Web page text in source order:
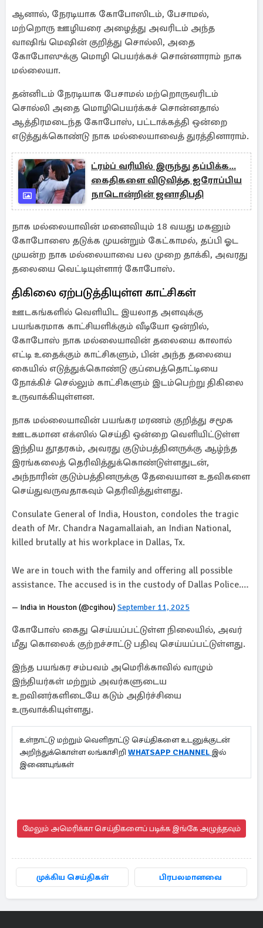
ஆனால், நேரடியாக கோபோஸிடம், பேசாமல்,
மற்றொரு ஊழியரை அழைத்து அவரிடம் அந்த
வாஷிங் மெஷின் குறித்து சொல்லி, அதை
கோபோஸுக்கு மொழி பெயர்க்கச் சொன்னாராம் நாக
மல்லையா.
தன்னிடம் நேரடியாக பேசாமல் மற்றொருவரிடம்
சொல்லி அதை மொழிபெயர்க்கச் சொன்னதால்
ஆத்திரமடைந்த கோபோஸ், பட்டாக்கத்தி ஒன்றை
எடுத்துக்கொண்டு நாக மல்லையாவைத் துரத்தினாராம்.
ட்ரம்ப் வரியில் இருந்து தப்பிக்க...
கைதிகளை விடுவித்த ஐரோப்பிய
நாடொன்றின் ஜனாதிபதி
நாக மல்லையாவின் மனைவியும் 18 வயது மகனும்
கோபோஸை தடுக்க முயன்றும் கேட்காமல், தப்பி ஓட
முயன்ற நாக மல்லையாவை பல முறை தாக்கி, அவரது
தலையை வெட்டியுள்ளார் கோபோஸ்.
திகிலை ஏற்படுத்தியுள்ள காட்சிகள்
ஊடகங்களில் வெளியிட இயலாத அளவுக்கு
பயங்கரமாக காட்சியளிக்கும் வீடியோ ஒன்றில்,
கோபோஸ் நாக மல்லையாவின் தலையை காலால்
எட்டி உதைக்கும் காட்சிகளும், பின் அந்த தலையை
கையில் எடுத்துக்கொண்டு குப்பைத்தொட்டியை
நோக்கிச் செல்லும் காட்சிகளும் இடம்பெற்று திகிலை
உருவாக்கியுள்ளன.
நாக மல்லையாவின் பயங்கர மரணம் குறித்து சமூக
ஊடகமான எக்ஸில் செய்தி ஒன்றை வெளியிட்டுள்ள
இந்திய தூதரகம், அவரது குடும்பத்தினருக்கு ஆழ்ந்த
இரங்கலைத் தெரிவித்துக்கொண்டுள்ளதுடன்,
அந்நாரின் குடும்பத்தினருக்கு தேவையான உதவிகளை
செய்துவருவதாகவும் தெரிவித்துள்ளது.
Consulate General of India, Houston, condoles the tragic
death of Mr. Chandra Nagamallaiah, an Indian National,
killed brutally at his workplace in Dallas, Tx.
We are in touch with the family and offering all possible
assistance. The accused is in the custody of Dallas Police.…
— India in Houston (@cgihou) September 11, 2025
கோபோஸ் கைது செய்யப்பட்டுள்ள நிலையில், அவர்
மீது கொலைக் குற்றச்சாட்டு பதிவு செய்யப்பட்டுள்ளது.
இந்த பயங்கர சம்பவம் அமெரிக்காவில் வாழும்
இந்தியர்கள் மற்றும் அவர்களுடைய
உறவினர்களிடையே கடும் அதிர்ச்சியை
உருவாக்கியுள்ளது.
உள்நாட்டு மற்றும் வெளிநாட்டு செய்திகளை உடனுக்குடன்
அறிந்துக்கொள்ள லங்காசிறி WHATSAPP CHANNEL இல்
இணையுங்கள்
மேலும் அமெரிக்கா செய்திகளைப் படிக்க இங்கே அழுத்தவும்
முக்கிய செய்திகள் பிரபலமானவை